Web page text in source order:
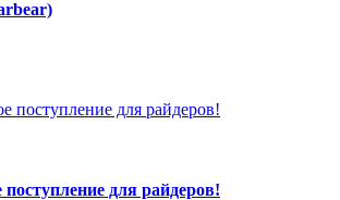
для райдеров!